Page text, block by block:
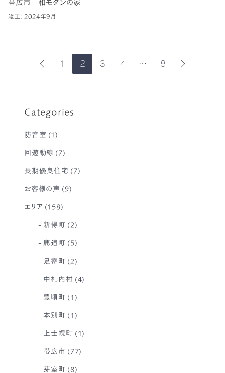
竣工: 2024年9月
前
1 2 3 4 … 8
次
Categories
防音室 (1)
回遊動線 (7)
長期優良住宅 (7)
お客様の声 (9)
エリア (158)
新得町 (2)
鹿追町 (5)
足寄町 (2)
中札内村 (4)
豊頃町 (1)
本別町 (1)
上士幌町 (1)
帯広市 (77)
芽室町 (8)